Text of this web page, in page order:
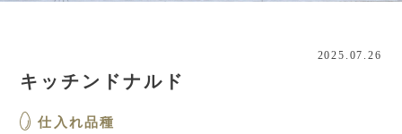
2025.07.26
キッチンドナルド
仕入れ品種